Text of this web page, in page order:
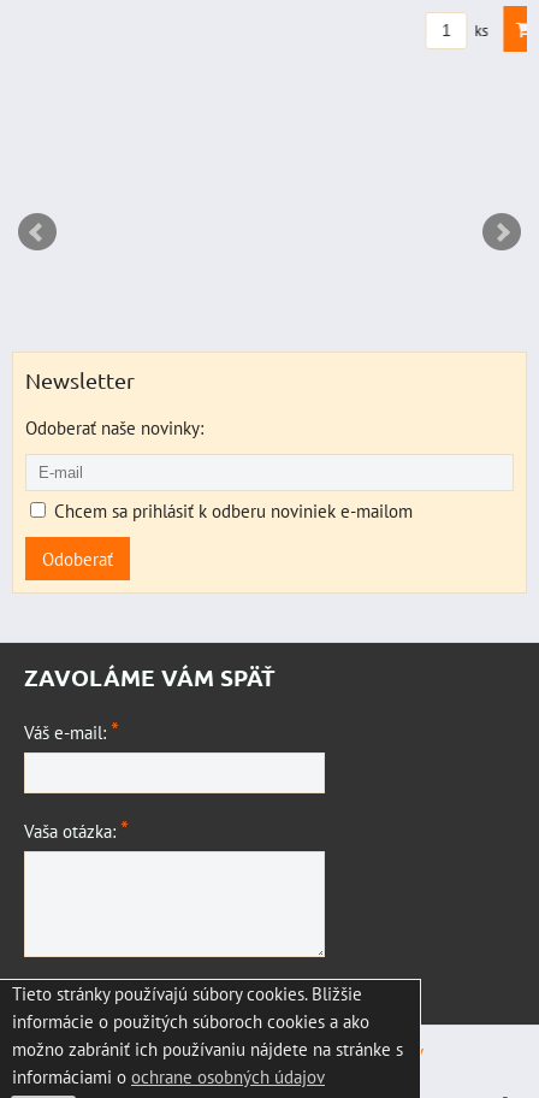
DO
Newsletter
Odoberať naše novinky:
Chcem sa prihlásiť k odberu noviniek e-mailom
Odoberať
ZAVOLÁME VÁM SPÄŤ
Váš e-mail: *
Vaša otázka: *
Odoslať
Predvoľby súkromia
Zásady ochrany osobných údajov
Tieto stránky používajú súbory cookies. Bližšie
informácie o použitých súboroch cookies a ako
možno zabrániť ich používaniu nájdete na stránke s
informáciami o ochrane osobných údajov